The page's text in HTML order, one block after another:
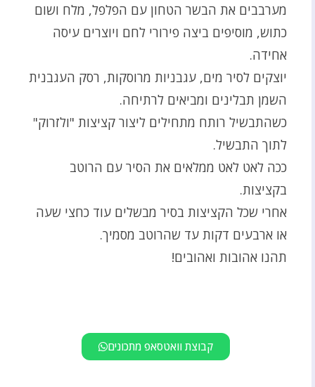
מערבבים את הבשר הטחון עם הפלפל, מלח ושום
כתוש, מוסיפים ביצה פירורי לחם ויוצרים עיסה
אחידה.
יוצקים לסיר מים, עגבניות מרוסקות, רסק העגבנית
השמן תבלינים ומביאים לרתיחה.
כשהתבשיל רותח מתחילים ליצור קציצות "ולזרוק"
לתוך התבשיל.
ככה לאט לאט ממלאים את הסיר עם הרוטב
בקציצות.
אחרי שכל הקציצות בסיר מבשלים עוד כחצי שעה
או ארבעים דקות עד שהרוטב מסמיך.
תהנו אהובות ואהובים!
קבוצת וואטסאפ מתכונים